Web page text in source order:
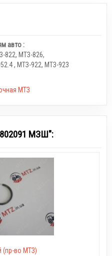
авто :
822, МТЗ-826,
, МТЗ-922, МТЗ-923
МТЗ
МЗШ":
(пр-во МТЗ)